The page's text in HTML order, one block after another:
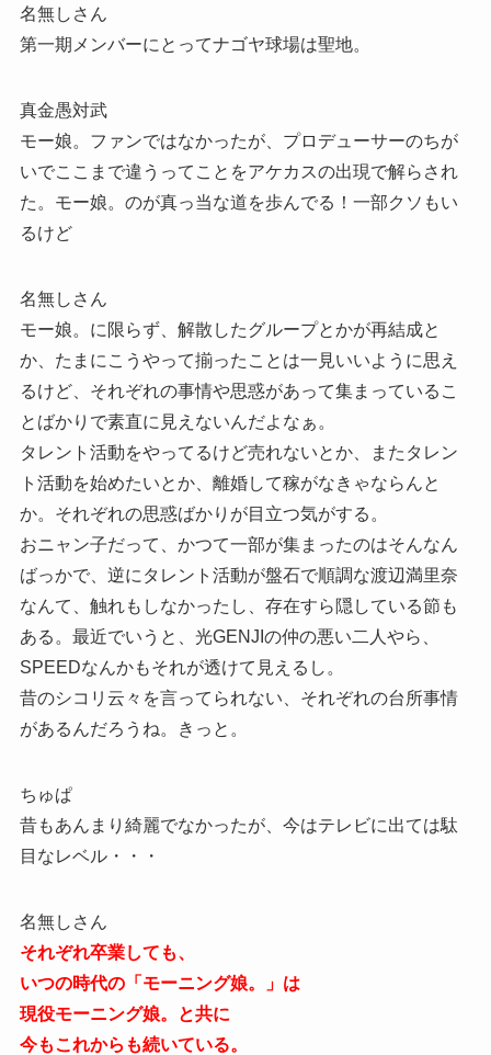
名無しさん
第一期メンバーにとってナゴヤ球場は聖地。
真金愚対武
モー娘。ファンではなかったが、プロデューサーのちが
いでここまで違うってことをアケカスの出現で解らされ
た。モー娘。のが真っ当な道を歩んでる！一部クソもい
るけど
名無しさん
モー娘。に限らず、解散したグループとかが再結成と
か、たまにこうやって揃ったことは一見いいように思え
るけど、それぞれの事情や思惑があって集まっているこ
とばかりで素直に見えないんだよなぁ。
タレント活動をやってるけど売れないとか、またタレン
ト活動を始めたいとか、離婚して稼がなきゃならんと
か。それぞれの思惑ばかりが目立つ気がする。
おニャン子だって、かつて一部が集まったのはそんなん
ばっかで、逆にタレント活動が盤石で順調な渡辺満里奈
なんて、触れもしなかったし、存在すら隠している節も
ある。最近でいうと、光GENJIの仲の悪い二人やら、
SPEEDなんかもそれが透けて見えるし。
昔のシコリ云々を言ってられない、それぞれの台所事情
があるんだろうね。きっと。
ちゅぱ
昔もあんまり綺麗でなかったが、今はテレビに出ては駄
目なレベル・・・
名無しさん
それぞれ卒業しても、
いつの時代の「モーニング娘。」は
現役モーニング娘。と共に
今もこれからも続いている。